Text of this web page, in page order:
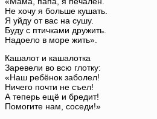
Не хочу я больше кушать.
Я уйду от вас на сушу.
Буду с птичками дружить.
Надоело в море жить».
Кашалот и кашалотка
Заревели во всю глотку:
«Наш ребёнок заболел!
Ничего почти не съел!
А теперь ещё и бредит!
Помогите нам, соседи!»